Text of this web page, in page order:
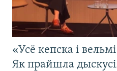
«Усё кепска і
Як прайшла